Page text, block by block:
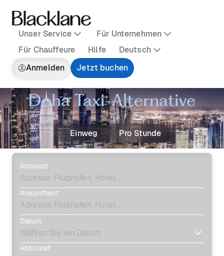
Unser Service
Für Unternehmen
Für Chauffeure
Hilfe
Deutsch
Anmelden
Jetzt buchen
Doha Taxi-Alternative
Einweg Pro Stunde
Abholort
Ankunftsort
Datum
Abholzeit